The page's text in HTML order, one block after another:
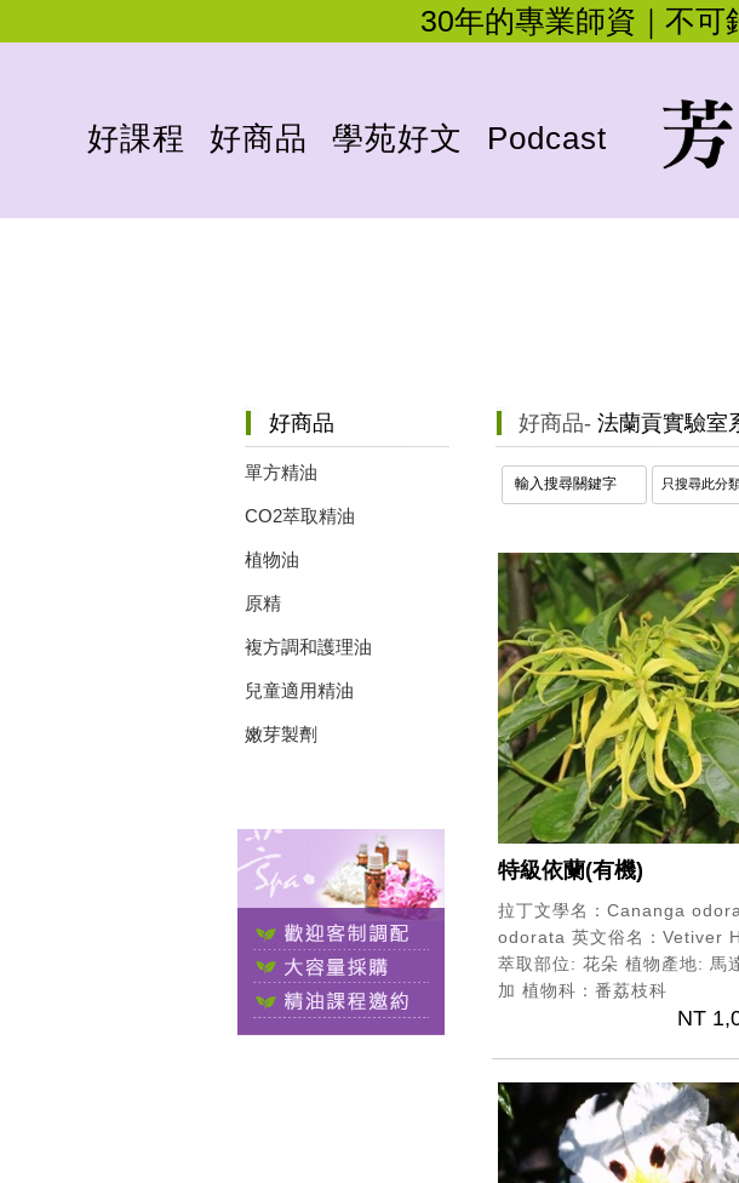
30年的專業師資｜不可
好課程 好商品 學苑好文 Podcast
好商品
單方精油
CO2萃取精油
植物油
原精
複方調和護理油
兒童適用精油
嫩芽製劑
好商品- 法蘭貢實驗室
特級依蘭(有機)
拉丁文學名：Cananga
odorata 英文俗名：Vetiver
萃取部位: 花朵 植物產地: 馬
加 植物科：番荔枝科
NT